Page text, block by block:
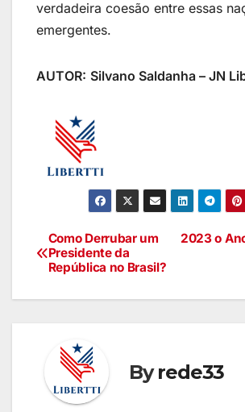
verdadeira coesão entre essas
emergentes.
AUTOR: Silvano Saldanha – JN
2023 o
Como Derrubar um
Presidente da
República no Brasil?
Byrede33